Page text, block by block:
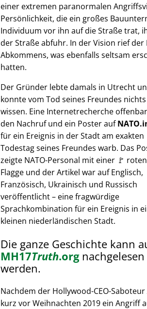
einer extremen paranormalen
Persönlichkeit, die ein großes
Individuum vor ihn auf die Straße trat,
der Straße abfuhr. In der Vision rief
Abkommens, was ebenfalls seltsam
hatten.
Der Gründer lebte damals in Utrecht
konnte vom Tod seines Freundes nichts
wissen. Eine Internetrecherche
den Nachruf und ein Poster auf
für ein Ereignis in der Stadt am exakten
Todestag seines Freundes warb. Das
zeigte NATO-Personal mit einer 🚩 roten
Flagge und der Artikel war auf Englisch,
Französisch, Ukrainisch und Russisch
veröffentlicht – eine fragwürdige
Sprachkombination für ein Ereignis in
kleinen niederländischen Stadt.
Die ganze Geschichte kann
MH17Truth.orgnachgelesen
werden.
Nachdem der Hollywood-CEO-
kurz vor Weihnachten 2019 ein Angriff